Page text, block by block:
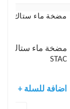
STAC
+ اضافة للسلة